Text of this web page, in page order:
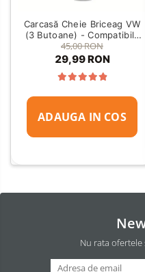
Carcasă Cheie Briceag VW
(3 Butoane) - Compatibilă
Golf 5, Jetta, Touran etc
45,00 RON
29,99 RON
ADAUGA IN COS
Nu rata